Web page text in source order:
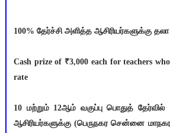
100% தேர்ச்சி அளித்த ஆசிரியர்களுக்கு தலா
Cash prize of ₹3,000 each for teachers
rate
10 மற்றும் 12ஆம் வகுப்பு பொதுத் தேர்வில்
ஆசிரியர்களுக்கு (பெருநகர சென்னை